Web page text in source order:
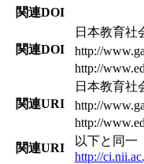
関連DOI
関連DOI
日本教育社
http://
http://
関連URI
日本教育社
http://
http://
関連URI
以下と同一
http://